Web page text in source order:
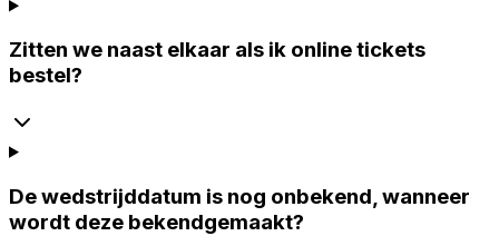
Zitten we naast elkaar als ik online tickets
bestel?
De wedstrijddatum is nog onbekend, wanneer
wordt deze bekendgemaakt?